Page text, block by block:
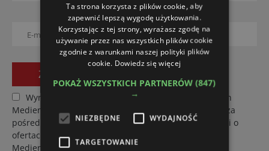
Wyrażam zgodę na otrzymywanie od Boomgaarden
Medien Sp. z o.o. treści marketingowych (newsletter) za
pośrednictwem poczty elektronicznej w tym informacji o
ofertach specjalnych dotyczących firmy Boomgaarden
Medien Sp. z o.o. oraz jej kontrahentów.
Ta strona korzysta z plików cookie, aby
zapewnić lepszą wygodę użytkowania.
Korzystając z tej strony, wyrażasz zgodę na
używanie przez nas wszystkich plików cookie
zgodnie z warunkami naszej polityki plików
cookie. Dowiedz się więcej
POKAŻ WSZYSTKICH PARTNERÓW(847)
→
NIEZBĘDNE WYDAJNOŚĆ
TARGETOWANIE